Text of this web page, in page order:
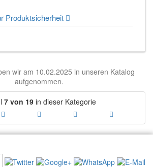
Produktsicherheit
wir am 10.02.2025 in unseren Katalog
aufgenommen.
7 von 19 in dieser Kategorie